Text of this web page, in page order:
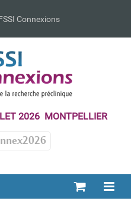
Connexions
2026 MONTPELLIER